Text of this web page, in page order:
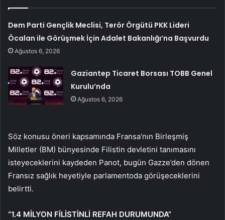
Dem Parti Gençlik Meclisi, Terör Örgütü PKK Lideri
Öcalan ile Görüşmek İçin Adalet Bakanlığı’na Başvurdu
Ağustos 6, 2026
Gaziantep Ticaret Borsası TOBB Genel
Kurulu’nda
Ağustos 6, 2026
Söz konusu öneri kapsamında Fransa’nın Birleşmiş
Milletler (BM) bünyesinde Filistin devletini tanımasını
isteyeceklerini kaydeden Panot, bugün Gazze’den dönen
Fransız sağlık heyetiyle parlamentoda görüşeceklerini
belirtti.
“1.4 MİLYON FİLİSTİNLİ REFAH DURUMUNDA”